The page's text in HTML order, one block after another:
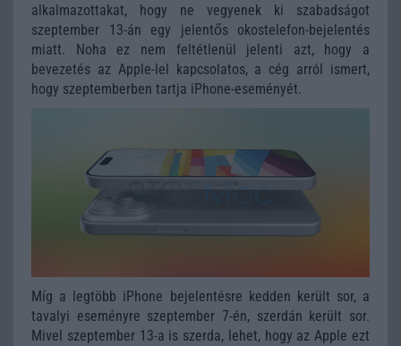
alkalmazottakat, hogy ne vegyenek ki szabadságot
szeptember 13-án egy jelentős okostelefon-bejelentés
miatt. Noha ez nem feltétlenül jelenti azt, hogy a
bevezetés az Apple-lel kapcsolatos, a cég arról ismert,
hogy szeptemberben tartja iPhone-eseményét.
Míg a legtöbb iPhone bejelentésre kedden került sor, a
tavalyi eseményre szeptember 7-én, szerdán került sor.
Mivel szeptember 13-a is szerda, lehet, hogy az Apple ezt